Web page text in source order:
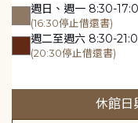
週日、週一 8:30-
(16:30停止借還書)
週二至週六 8:30-
(20:30停止借還書)
休館日